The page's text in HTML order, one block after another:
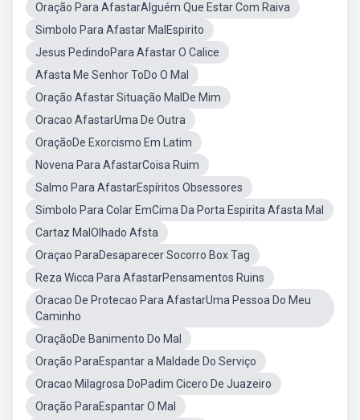
Oração Para AfastarAlguém Que Estar Com Raiva
Simbolo Para Afastar MalEspirito
Jesus PedindoPara Afastar O Calice
Afasta Me Senhor ToDo O Mal
Oração Afastar Situação MalDe Mim
Oracao AfastarUma De Outra
OraçãoDe Exorcismo Em Latim
Novena Para AfastarCoisa Ruim
Salmo Para AfastarEspíritos Obsessores
Simbolo Para Colar EmCima Da Porta Espirita Afasta Mal
Cartaz MalOlhado Afsta
Oraçao ParaDesaparecer Socorro Box Tag
Reza Wicca Para AfastarPensamentos Ruins
Oracao De Protecao Para AfastarUma Pessoa Do Meu
Caminho
OraçãoDe Banimento Do Mal
Oração ParaEspantar a Maldade Do Serviço
Oracao Milagrosa DoPadim Cicero De Juazeiro
Oração ParaEspantar O Mal